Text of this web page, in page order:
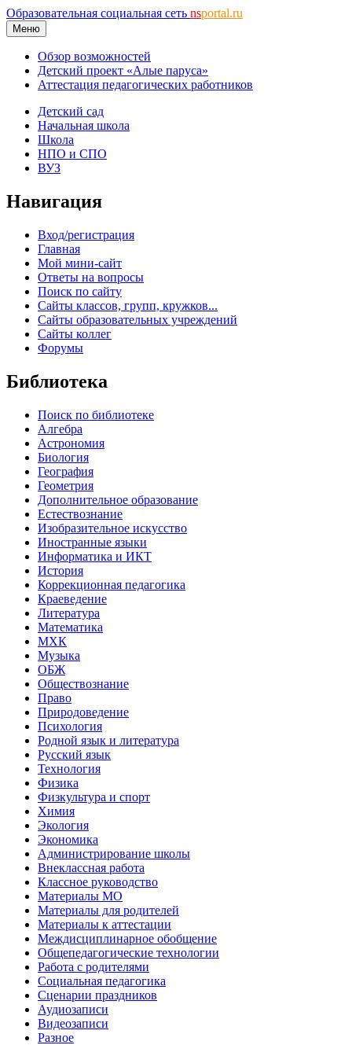
Образовательная социальная сеть nsportal.ru
Меню
Обзор возможностей
Детский проект «Алые паруса»
Аттестация педагогических работников
Детский сад
Начальная школа
Школа
НПО и СПО
ВУЗ
Навигация
Вход/регистрация
Главная
Мой мини-сайт
Ответы на вопросы
Поиск по сайту
Сайты классов, групп, кружков...
Сайты образовательных учреждений
Сайты коллег
Форумы
Библиотека
Поиск по библиотеке
Алгебра
Астрономия
Биология
География
Геометрия
Дополнительное образование
Естествознание
Изобразительное искусство
Иностранные языки
Информатика и ИКТ
История
Коррекционная педагогика
Краеведение
Литература
Математика
МХК
Музыка
ОБЖ
Обществознание
Право
Природоведение
Психология
Родной язык и литература
Русский язык
Технология
Физика
Физкультура и спорт
Химия
Экология
Экономика
Администрирование школы
Внеклассная работа
Классное руководство
Материалы МО
Материалы для родителей
Материалы к аттестации
Междисциплинарное обобщение
Общепедагогические технологии
Работа с родителями
Социальная педагогика
Сценарии праздников
Аудиозаписи
Видеозаписи
Разное